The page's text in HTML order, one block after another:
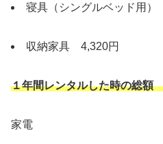
寝具（シングルベッド用
収納家具 4,320円
１年間レンタルした時の総額
家電